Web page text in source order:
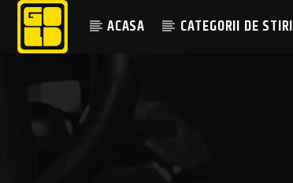
ACASA CATEGORII DE STIRI